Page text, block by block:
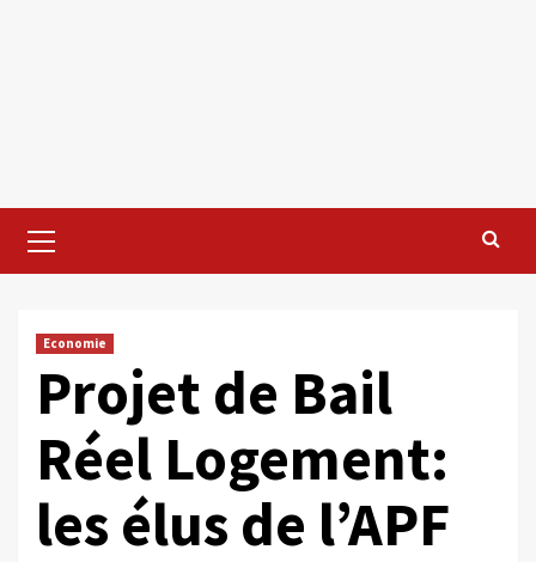
Menu
Economie
Projet de Bail
Réel Logement:
les élus de l’APF